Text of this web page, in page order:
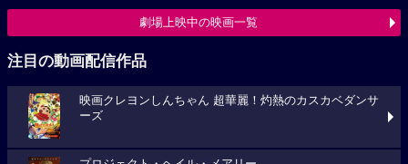
劇場上映中の映画一覧
注目の動画配信作品
映画クレヨンしんちゃん 超華麗！灼熱のカスカベダンサ
ーズ